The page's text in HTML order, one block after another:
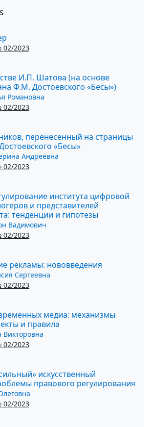
02/2023
И.П. Шатова (на основе
Ф.М. Достоевского «Бесы»)
Романовна
02/2023
перенесенный на страницы
«Бесы»
Андреевна
02/2023
института цифровой
и представителей
тенденции и гипотезы
Вадимович
02/2023
рекламы: нововведения
Сергеевна
02/2023
медиа: механизмы
и правила
Викторовна
02/2023
искусственный
правового регулирования
02/2023